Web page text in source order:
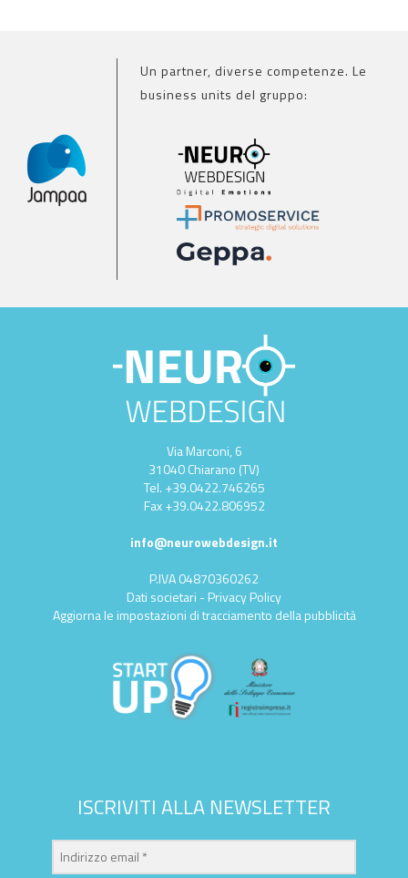
Un partner, diverse competenze. Le
business units del gruppo:
Via Marconi, 6
31040 Chiarano (TV)
Tel. +39.0422.746265
Fax+39.0422.806952
info@neurowebdesign.it
P.IVA 04870360262
Dati societari -Privacy Policy
Aggiorna le impostazioni di tracciamento della pubblicità
ISCRIVITI ALLA NEWSLETTER